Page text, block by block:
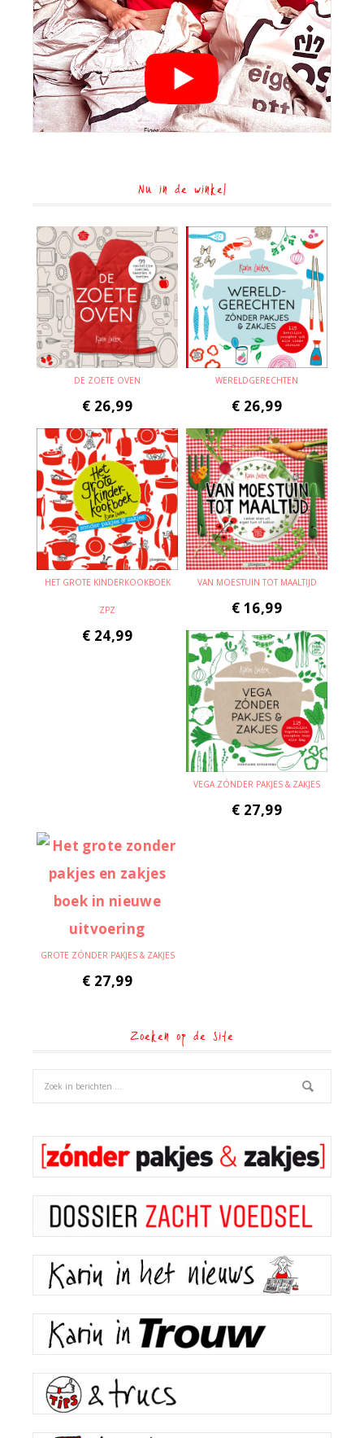
Nu in de winkel
DE ZOETE OVEN
€ 26,99
WERELDGERECHTEN
€ 26,99
HET GROTE KINDERKOOKBOEK
ZPZ
€ 24,99
VAN MOESTUIN TOT MAALTIJD
€ 16,99
VEGA ZÓNDER PAKJES & ZAKJES
€ 27,99
GROTE ZÓNDER PAKJES & ZAKJES
€ 27,99
Zoeken op de site